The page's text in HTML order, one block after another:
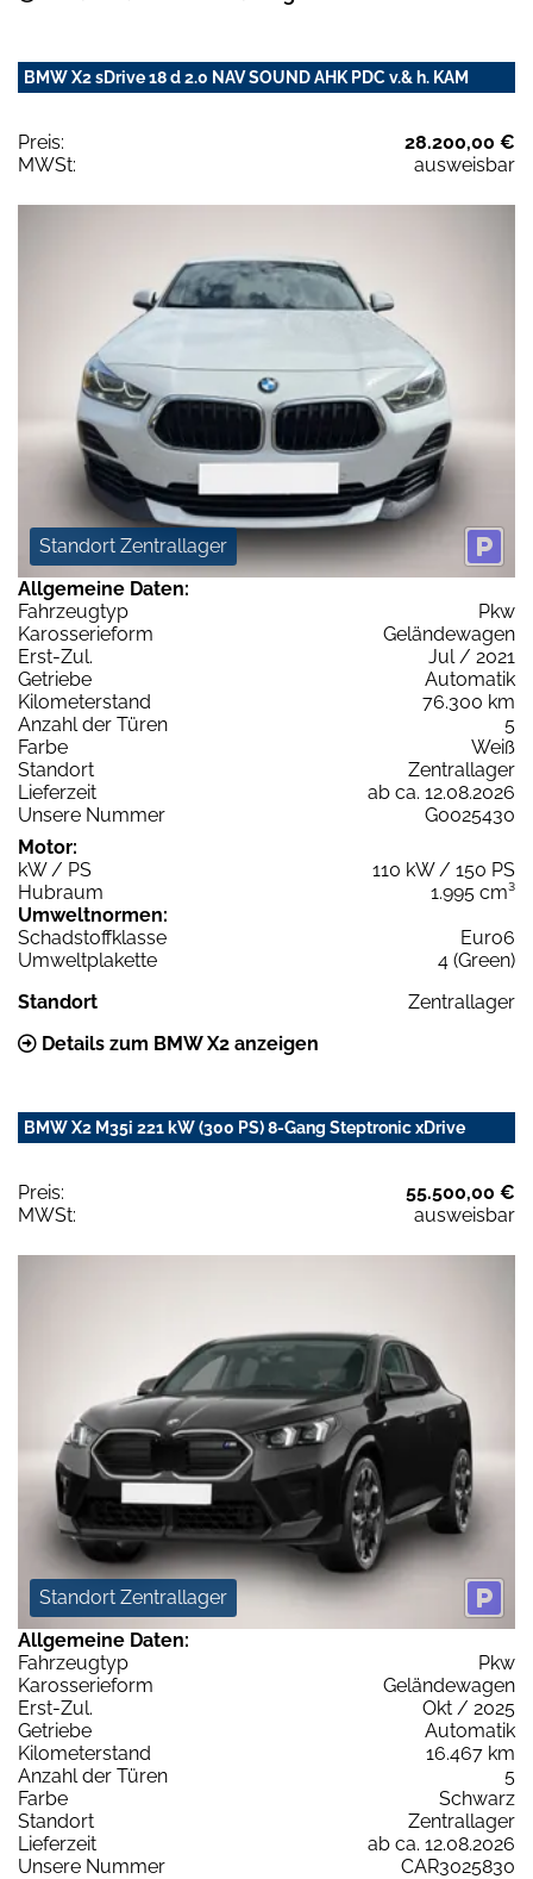
BMW X2 sDrive 18 d 2.0 NAV SOUND AHK PDC v.& h. KAM
Preis:
28.200,00 €
MWSt:
ausweisbar
Standort Zentrallager
Allgemeine Daten:
Fahrzeugtyp
Pkw
Karosserieform
Geländewagen
Erst-Zul.
Jul / 2021
Getriebe
Automatik
Kilometerstand
76.300 km
Anzahl der Türen
5
Farbe
Weiß
Standort
Zentrallager
Lieferzeit
ab ca. 12.08.2026
Unsere Nummer
G0025430
Motor:
kW / PS
110 kW / 150 PS
Hubraum
1.995 cm³
Umweltnormen:
Schadstoffklasse
Euro6
Umweltplakette
4 (Green)
Standort
Zentrallager
Details zum BMW X2 anzeigen
BMW X2 M35i 221 kW (300 PS) 8-Gang Steptronic xDrive
Preis:
55.500,00 €
MWSt:
ausweisbar
Standort Zentrallager
Allgemeine Daten:
Fahrzeugtyp
Pkw
Karosserieform
Geländewagen
Erst-Zul.
Okt / 2025
Getriebe
Automatik
Kilometerstand
16.467 km
Anzahl der Türen
5
Farbe
Schwarz
Standort
Zentrallager
Lieferzeit
ab ca. 12.08.2026
Unsere Nummer
CAR3025830